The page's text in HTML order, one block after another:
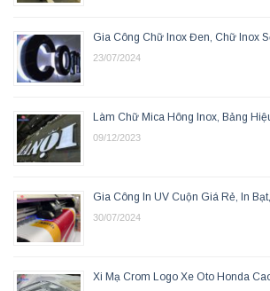
Gia Công Chữ Inox Đen, Chữ Inox
23/07/2024
Làm Chữ Mica Hông Inox, Bảng
09/12/2023
Gia Công In UV Cuộn Giá Rẻ, In
30/07/2024
Xi Mạ Crom Logo Xe Oto Honda